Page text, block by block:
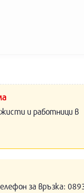
и работници в
за връзка: